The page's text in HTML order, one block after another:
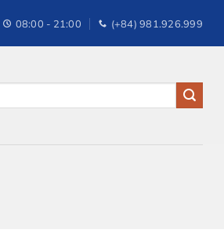
08:00 - 21:00 (+84) 981.926.999